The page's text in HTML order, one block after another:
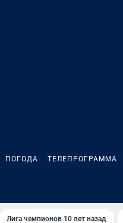
ПОГОДА ТЕЛЕПРОГРАММА
Лига чемпионов 10 лет назад